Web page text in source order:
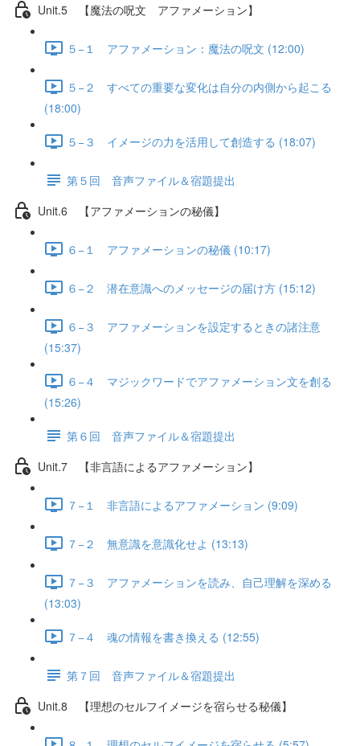
Unit.5 【魔法の呪文 アファメーション】
５−１ アファメーション：魔法の呪文 (12:00)
５−２ すべての重要な変化は自分の内側から起こる
(18:00)
５−３ イメージの力を活用して創造する (18:07)
第５回 音声ファイル＆宿題提出
Unit.6 【アファメーションの秘儀】
６−１ アファメーションの秘儀 (10:17)
６−２ 潜在意識へのメッセージの届け方 (15:12)
６−３ アファメーションを設定するときの諸注意
(15:37)
６−４ マジックワードでアファメーション文を創る
(15:26)
第６回 音声ファイル＆宿題提出
Unit.7 【非言語によるアファメーション】
７−１ 非言語によるアファメーション (9:09)
７−２ 無意識を意識化せよ (13:13)
７−３ アファメーションを読み、自己理解を深める
(13:03)
７−４ 魂の情報を書き換える (12:55)
第７回 音声ファイル＆宿題提出
Unit.8 【理想のセルフイメージを宿らせる秘儀】